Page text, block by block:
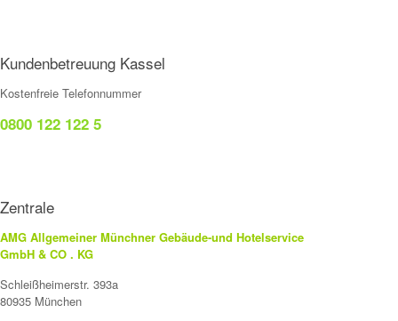
Kundenbetreuung Kassel
Kostenfreie Telefonnummer
0800 122 122 5
Zentrale
AMG Allgemeiner Münchner Gebäude-und Hotelservice
GmbH & CO . KG
Schleißheimerstr. 393a
80935 München